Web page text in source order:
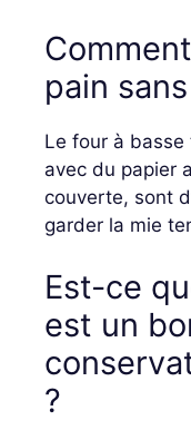
pain
Le four à basse
avec du papier
couverte, sont
garder la mie
Est-ce
est un
?